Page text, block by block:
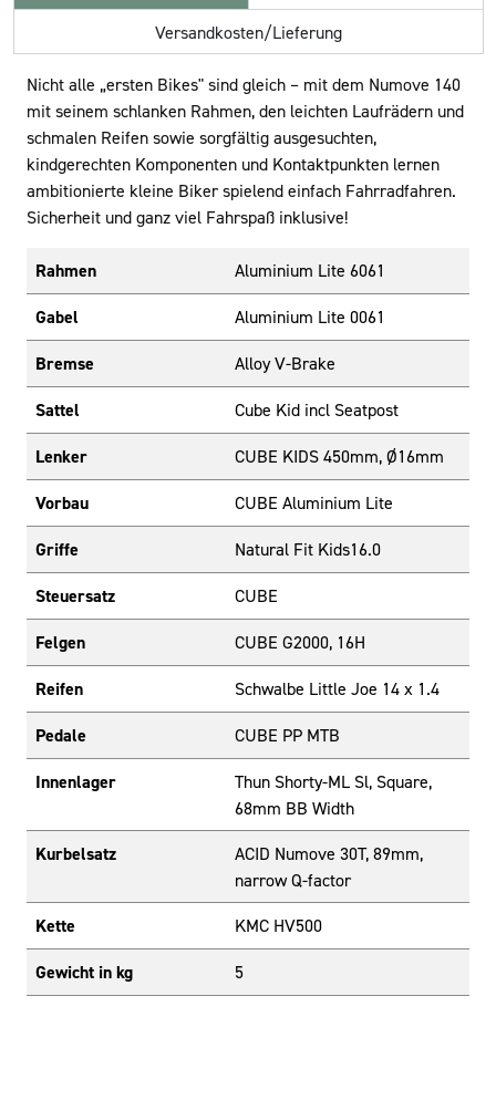
Versandkosten/Lieferung
Nicht alle „ersten Bikes" sind gleich – mit dem Numove 140
mit seinem schlanken Rahmen, den leichten Laufrädern und
schmalen Reifen sowie sorgfältig ausgesuchten,
kindgerechten Komponenten und Kontaktpunkten lernen
ambitionierte kleine Biker spielend einfach Fahrradfahren.
Sicherheit und ganz viel Fahrspaß inklusive!
Rahmen Aluminium Lite 6061
Gabel Aluminium Lite 0061
Bremse Alloy V-Brake
Sattel Cube Kid incl Seatpost
Lenker CUBE KIDS 450mm, Ø16mm
Vorbau CUBE Aluminium Lite
Griffe Natural Fit Kids16.0
Steuersatz CUBE
Felgen CUBE G2000, 16H
Reifen Schwalbe Little Joe 14 x 1.4
Pedale CUBE PP MTB
Innenlager
Thun Shorty-ML Sl, Square,
68mm BB Width
Kurbelsatz
ACID Numove 30T, 89mm,
narrow Q-factor
Kette KMC HV500
Gewicht in kg 5